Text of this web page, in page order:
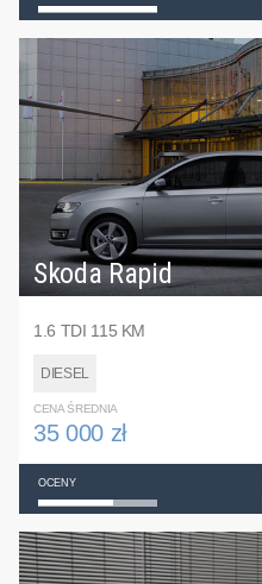
Skoda Rapid
1.6 TDI 115 KM
DIESEL
CENA ŚREDNIA
35 000 zł
OCENY